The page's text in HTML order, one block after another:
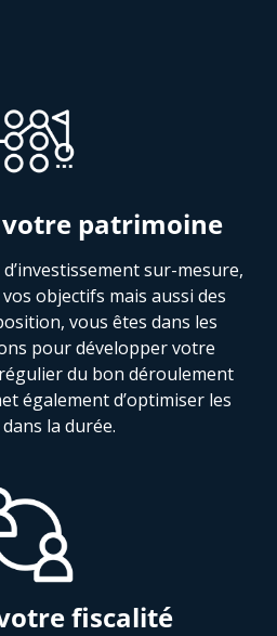
votre patrimoine
sur-mesure,
objectifs mais aussi des
vous êtes dans les
pour développer votre
du bon déroulement
également d’optimiser les
la durée.
fiscalité